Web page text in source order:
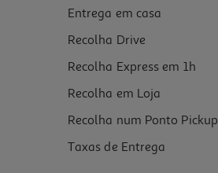
Entrega em casa
Recolha Drive
Recolha Express em 1h
Recolha em Loja
Recolha num Ponto Pickup
Taxas de Entrega